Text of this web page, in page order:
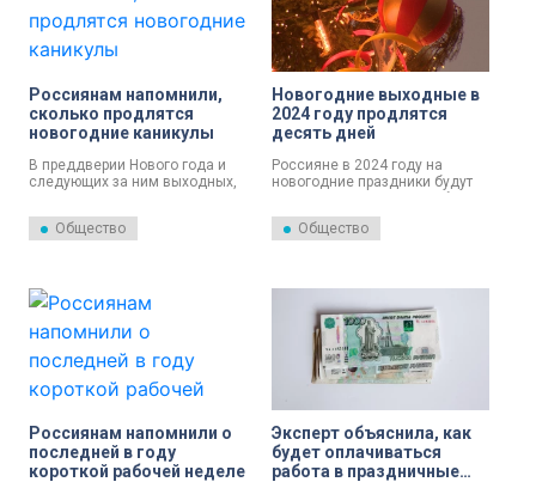
Россиянам напомнили,
сколько продлятся
новогодние каникулы
В преддверии Нового года и
следующих за ним выходных,
сколько продлятся каникулы.
Общество
Новогодние выходные в
2024 году продлятся
десять дней
Россияне в 2024 году на
новогодние праздники будут
отдыхать десять дней. Об этом
рассказала эксперт по
трудовому праву Татьяна
Общество
Россиянам напомнили о
последней в году
короткой рабочей неделе
Эксперт объяснила, как
будет оплачиваться
работа в праздничные